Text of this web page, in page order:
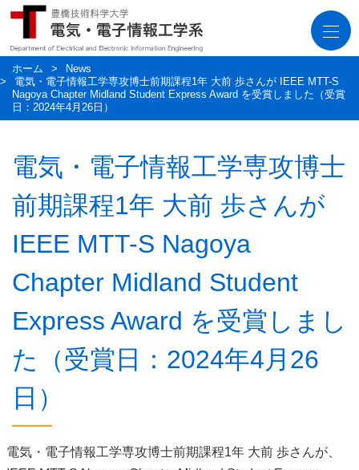
ホーム
News
電気・電子情報工学専攻博士前期課程1年 大前 歩さんが IEEE MTT-S
Nagoya Chapter Midland Student Express Award を受賞しました（受賞
日：2024年4月26日）
電気・電子情報工学専攻博士
前期課程1年 大前 歩さんが
IEEE MTT-S Nagoya
Chapter Midland Student
Express Award を受賞しまし
た（受賞日：2024年4月26
日）
電気・電子情報工学専攻博士前期課程1年 大前 歩さんが、